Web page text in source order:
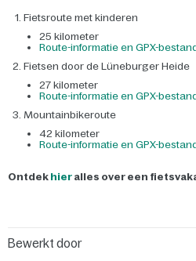
Fietsroute met kinderen
25 kilometer
Route-informatie en GPX-
Fietsen door de Lüneburger Heide
27 kilometer
Route-informatie en GPX-
Mountainbikeroute
42 kilometer
Route-informatie en GPX-
Ontdek hier alles over een
Bewerkt door